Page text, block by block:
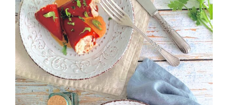
Pimientos del piquillo rellenos de arroz